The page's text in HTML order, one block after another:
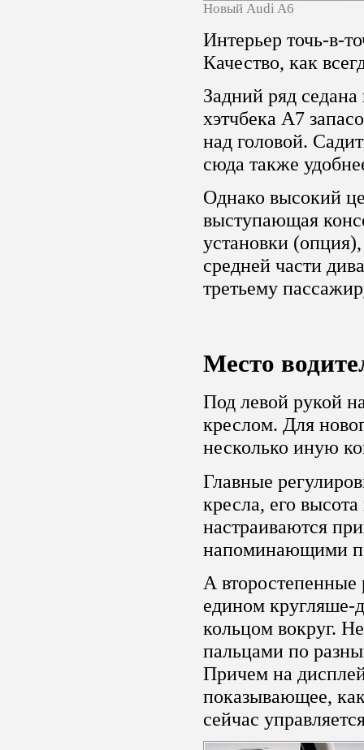
Новый Audi A6
Интерьер точь-в-
Качество, как
Задний ряд седана
хэтчбека A7
над головой.
сюда также
Однако высокий
выступающая
установки
средней части
третьему
Место
Под левой рукой
креслом. Для
несколько иную
Главные
кресла, его
настраиваются
напоминающими
А
едином кругляше-
кольцом вокруг.
пальцами по
Причем на
показывающее,
сейчас